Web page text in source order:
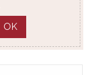
OK